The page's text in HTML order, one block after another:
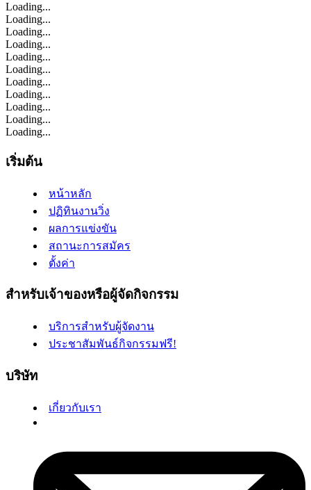
Loading...
Loading...
Loading...
Loading...
Loading...
Loading...
Loading...
Loading...
Loading...
Loading...
Loading...
เริ่มต้น
หน้าหลัก
ปฏิทินงานวิ่ง
ผลการแข่งขัน
สถานะการสมัคร
ตั้งค่า
สำหรับเจ้าของหรือผู้จัดกิจกรรม
บริการสำหรับผู้จัดงาน
ประชาสัมพันธ์กิจกรรมฟรี!
บริษัท
เกี่ยวกับเรา